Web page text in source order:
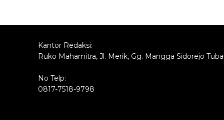
Kantor Redaksi:
Ruko Mahamitra, Jl. Merik, Gg. Mangga Sidorejo
No Telp:
0817-7518-9798